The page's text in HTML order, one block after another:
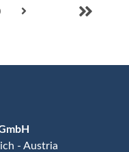
- Austria